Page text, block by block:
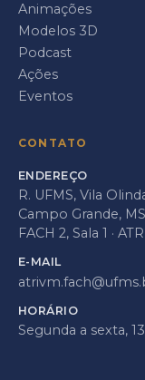
Animações
Modelos 3D
Podcast
Ações
Eventos
CONTATO
ENDEREÇO
R. UFMS, Vila
Campo Grande,
FACH 2, Sala 1 ·
E-MAIL
HORÁRIO
Segunda a sexta,